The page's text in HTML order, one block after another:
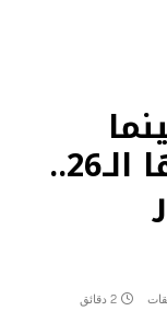
الإفريقية في دورتها الـ26..
2 دقائق